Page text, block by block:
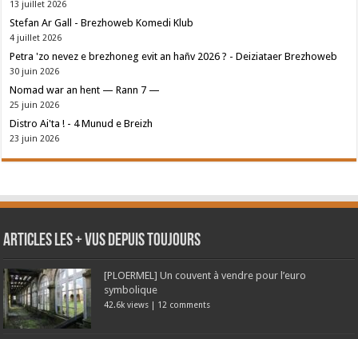
13 juillet 2026
Stefan Ar Gall - Brezhoweb Komedi Klub
4 juillet 2026
Petra 'zo nevez e brezhoneg evit an hañv 2026 ? - Deiziataer Brezhoweb
30 juin 2026
Nomad war an hent — Rann 7 —
25 juin 2026
Distro Ai'ta ! - 4 Munud e Breizh
23 juin 2026
Articles les + vus depuis toujours
[PLOERMEL] Un couvent à vendre pour l’euro
symbolique
42.6k views 12 comments